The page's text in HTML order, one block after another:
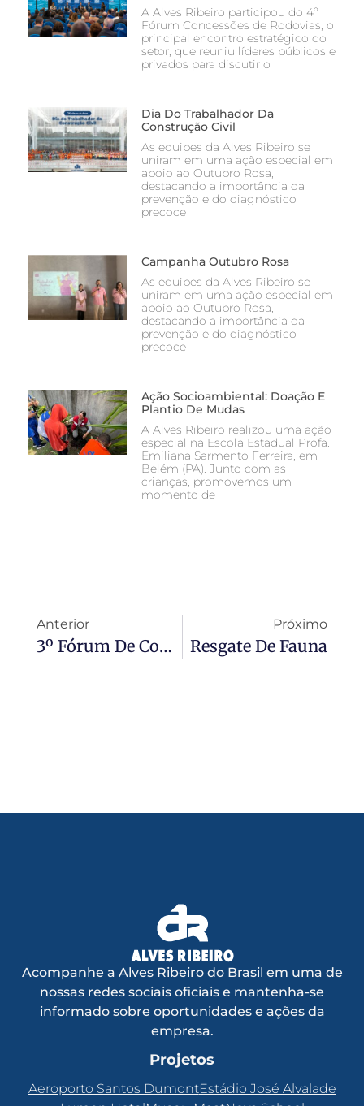
A Alves Ribeiro participou do 4º
Fórum Concessões de Rodovias, o
principal encontro estratégico do
setor, que reuniu líderes públicos e
privados para discutir o
Dia Do Trabalhador Da
Construção Civil
As equipes da Alves Ribeiro se
uniram em uma ação especial em
apoio ao Outubro Rosa,
destacando a importância da
prevenção e do diagnóstico
precoce
Campanha Outubro Rosa
As equipes da Alves Ribeiro se
uniram em uma ação especial em
apoio ao Outubro Rosa,
destacando a importância da
prevenção e do diagnóstico
precoce
Ação Socioambiental: Doação E
Plantio De Mudas
A Alves Ribeiro realizou uma ação
especial na Escola Estadual Profa.
Emiliana Sarmento Ferreira, em
Belém (PA). Junto com as
crianças, promovemos um
momento de
Anterior
3º Fórum De Concessões De Rodovias
Próximo
Resgate De Fauna
Acompanhe a Alves Ribeiro do Brasil em uma de
nossas redes sociais oficiais e mantenha-se
informado sobre oportunidades e ações da
empresa.
Projetos
Aeroporto Santos DumontEstádio José Alvalade